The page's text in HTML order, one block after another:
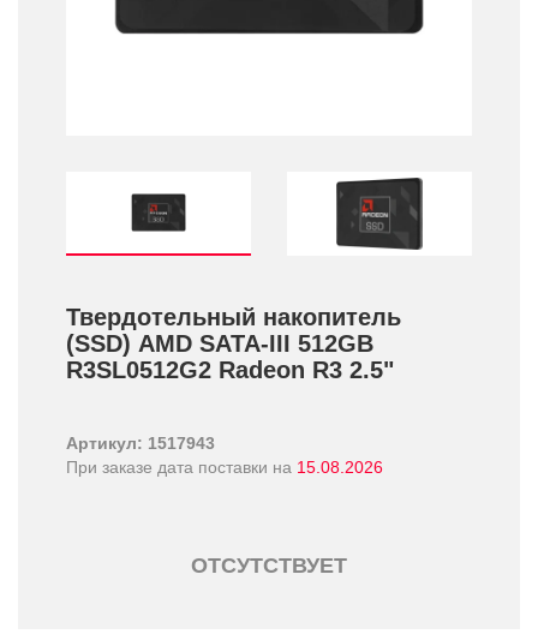
Твердотельный накопитель
(SSD) AMD SATA-III 512GB
R3SL0512G2 Radeon R3 2.5"
Артикул: 1517943
При заказе дата поставки на 15.08.2026
ОТСУТСТВУЕТ